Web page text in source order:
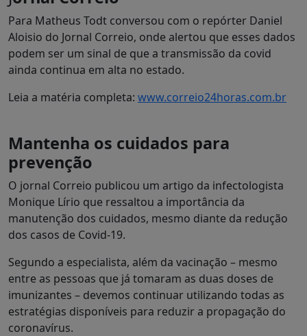
Para Matheus Todt conversou com o repórter Daniel
Aloisio do Jornal Correio, onde alertou que esses dados
podem ser um sinal de que a transmissão da covid
ainda continua em alta no estado.
Leia a matéria completa: www.correio24horas.com.br
Mantenha os cuidados para
prevenção
O jornal Correio publicou um artigo da infectologista
Monique Lírio que ressaltou a importância da
manutenção dos cuidados, mesmo diante da redução
dos casos de Covid-19.
Segundo a especialista, além da vacinação – mesmo
entre as pessoas que já tomaram as duas doses de
imunizantes – devemos continuar utilizando todas as
estratégias disponíveis para reduzir a propagação do
coronavírus.